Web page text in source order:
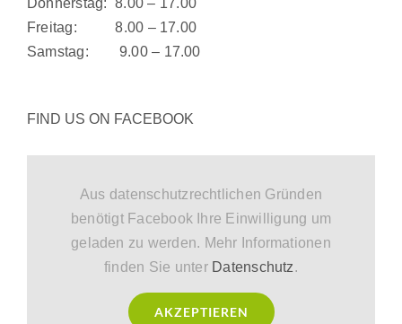
Donnerstag: 8.00 – 17.00
Freitag: 8.00 – 17.00
Samstag: 9.00 – 17.00
FIND US ON FACEBOOK
Aus datenschutzrechtlichen Gründen
benötigt Facebook Ihre Einwilligung um
geladen zu werden. Mehr Informationen
finden Sie unter Datenschutz.
AKZEPTIEREN